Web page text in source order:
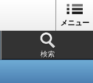
メニュー
検索